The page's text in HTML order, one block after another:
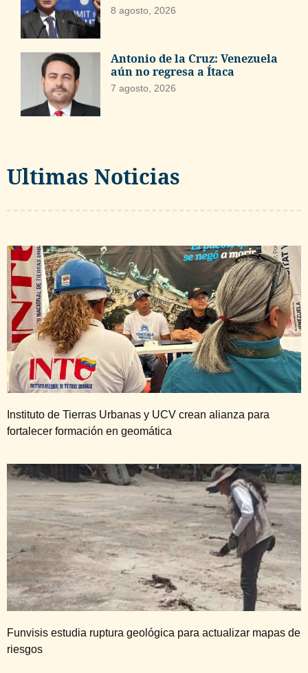
8 agosto, 2026
Antonio de la Cruz: Venezuela
aún no regresa a Ítaca
7 agosto, 2026
Ultimas Noticias
Instituto de Tierras Urbanas y UCV crean alianza para
fortalecer formación en geomática
Funvisis estudia ruptura geológica para actualizar mapas de
riesgos